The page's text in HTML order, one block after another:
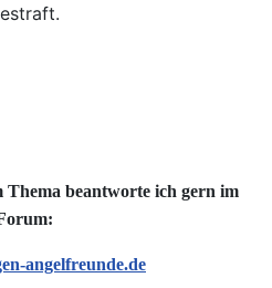
Thema beantworte ich gern im
angelfreunde.de